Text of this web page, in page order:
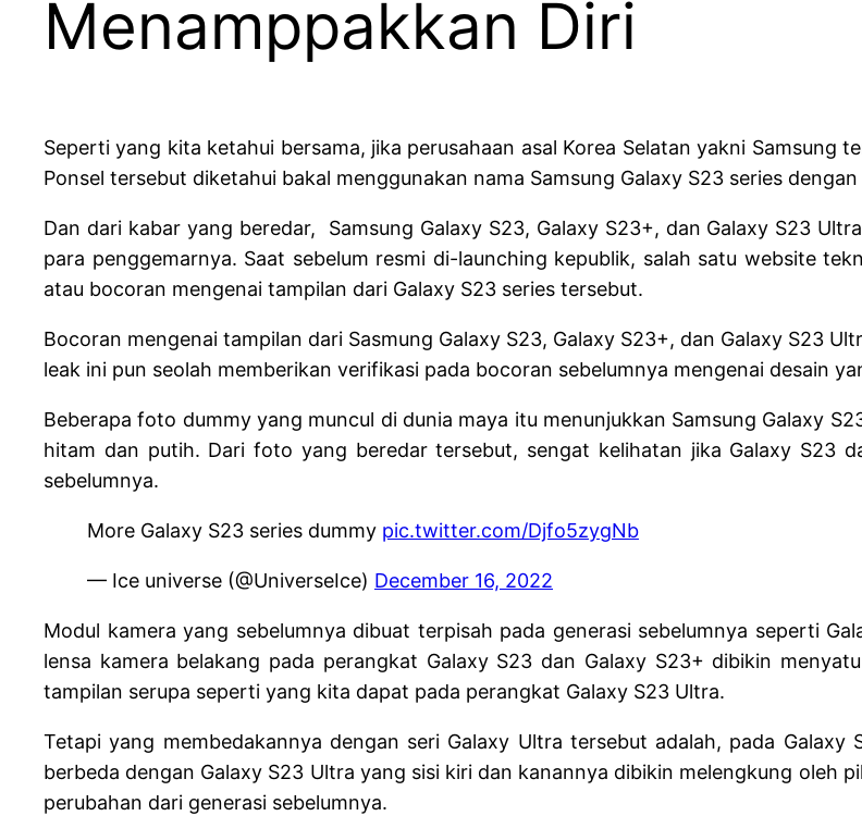
Menamppakkan Diri
Seperti yang kita ketahui bersama, jika perusahaan asal Korea Selatan yakni Samsung
Ponsel tersebut diketahui bakal menggunakan nama Samsung Galaxy S23 series
Dan dari kabar yang beredar, Samsung Galaxy S23, Galaxy S23+, dan Galaxy S23
para penggemarnya. Saat sebelum resmi di-launching kepublik, salah satu website
atau bocoran mengenai tampilan dari Galaxy S23 series tersebut.
Bocoran mengenai tampilan dari Sasmung Galaxy S23, Galaxy S23+, dan Galaxy S23
leak ini pun seolah memberikan verifikasi pada bocoran sebelumnya mengenai desain
Beberapa foto dummy yang muncul di dunia maya itu menunjukkan Samsung Galaxy
hitam dan putih. Dari foto yang beredar tersebut, sengat kelihatan jika Galaxy S23
sebelumnya.
More Galaxy S23 series dummy pic.twitter.com/Djfo5zygNb
— Ice universe (@UniverseIce) December 16, 2022
Modul kamera yang sebelumnya dibuat terpisah pada generasi sebelumnya seperti
lensa kamera belakang pada perangkat Galaxy S23 dan Galaxy S23+ dibikin
tampilan serupa seperti yang kita dapat pada perangkat Galaxy S23 Ultra.
Tetapi yang membedakannya dengan seri Galaxy Ultra tersebut adalah, pada
berbeda dengan Galaxy S23 Ultra yang sisi kiri dan kanannya dibikin melengkung oleh
perubahan dari generasi sebelumnya.